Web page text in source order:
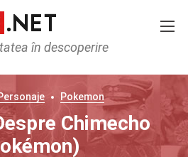
în descoperire
Pokemon
Chimecho